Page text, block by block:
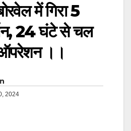
में गिरा 5
24 घंटे से चल
ऑपरेशन ।।
2024